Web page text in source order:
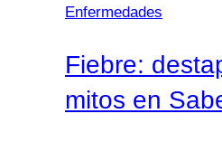
hacemos
bien
de
Enfermedades
Fiebre:
mitos en